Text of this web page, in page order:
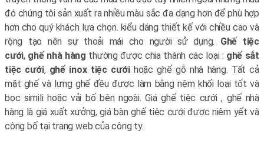
đó chúng tôi sản xuất ra nhiều màu sắc đa dạng hơn để phù hợp
hơn cho quý khách lựa chọn. kiểu dáng thiết kế với chiều cao và
rộng tạo nên sự thoải mái cho người sử dụng. Ghế tiệc
cưới, ghế nhà hàng thường được chia thành các loại : ghế sắt
tiệc cưới, ghế inox tiệc cưới hoặc ghế gỗ nhà hàng. Tất cả
mặt ghế và lưng ghế đều được làm bằng nệm khối loại tốt và
bọc simili hoặc vải bố bên ngoài. Giá ghế tiệc cưới , ghế nhà
hàng là giá xuất xưởng, giá bàn ghế tiệc cưới được niêm yết và
công bố tại trang web của công ty.